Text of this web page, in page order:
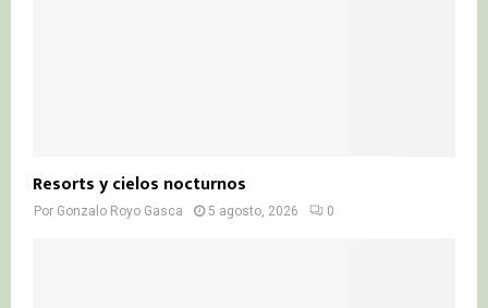
Resorts y cielos nocturnos
Por Gonzalo Royo Gasca 5 agosto, 2026 0